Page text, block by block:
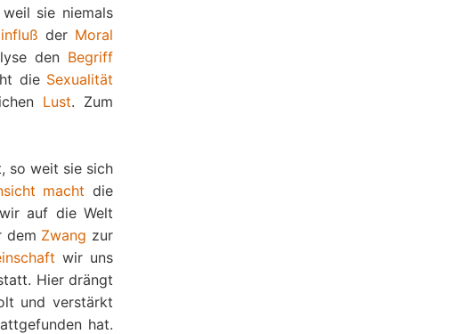
sie niemals
der Moral
den Begriff
die Sexualität
Lust. Zum
so weit sie sich
macht die
auf die Welt
dem Zwang zur
wir uns
Hier drängt
und verstärkt
hat.